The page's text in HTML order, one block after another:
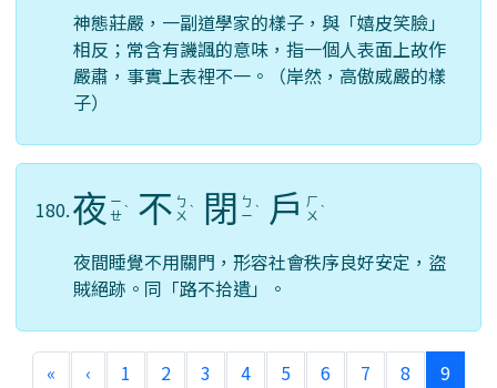
神態莊嚴，一副道學家的樣子，與「嬉皮笑臉」
相反；常含有譏諷的意味，指一個人表面上故作
嚴肅，事實上表裡不一。（岸然，高傲威嚴的樣
子）
180.夜 ㄧ
ㄝˋ 不 ㄅ
ㄨ ˋ 閉
ㄅ
ㄧ ˋ 戶
ㄏ
ㄨ ˋ
夜間睡覺不用關門，形容社會秩序良好安定，盜
賊絕跡。同「路不拾遺」。
« ‹ 1 2 3 4 5 6 7 8 9